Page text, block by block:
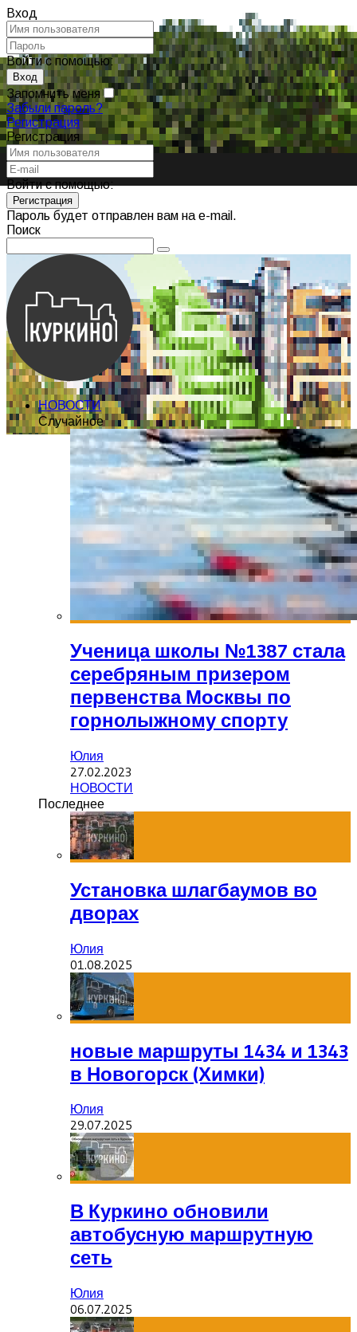
Вход
Войти с помощью:
Запомнить меня
Забыли пароль?
Регистрация
Регистрация
Войти с помощью:
Пароль будет отправлен вам на e-mail.
Поиск
НОВОСТИ
Случайное
Ученица школы №1387 стала
серебряным призером
первенства Москвы по
горнолыжному спорту
Юлия
27.02.2023
НОВОСТИ
Последнее
Установка шлагбаумов во
дворах
Юлия
01.08.2025
новые маршруты 1434 и 1343
в Новогорск (Химки)
Юлия
29.07.2025
В Куркино обновили
автобусную маршрутную
сеть
Юлия
06.07.2025